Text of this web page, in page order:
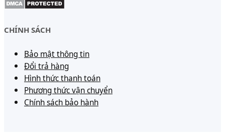
CHÍNH SÁCH
Bảo mật thông tin
Đổi trả hàng
Hình thức thanh toán
Phương thức vận chuyển
Chính sách bảo hành